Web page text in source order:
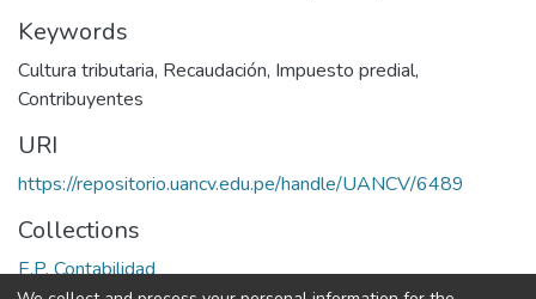
Keywords
Cultura tributaria, Recaudación, Impuesto predial,
Contribuyentes
URI
https://repositorio.uancv.edu.pe/handle/UANCV/6489
Collections
E.P. Contabilidad